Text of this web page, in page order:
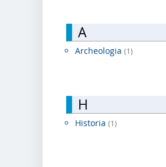
A
Archeologia (1)
H
Historia (1)